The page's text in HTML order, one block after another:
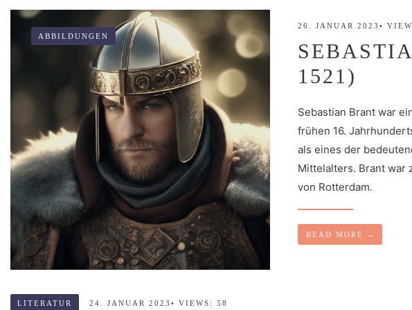
ABBILDUNGEN
26. JANUAR 2023•
1521)
Sebastian Brant war
frühen 16.
als eines der
Mittelalters. Brant war
von Rotterdam.
READ MORE →
LITERATUR 24. JANUAR 2023 • VIEWS: 58